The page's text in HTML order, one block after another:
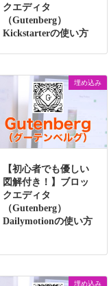
クエディタ
（Gutenberg）
Kickstarterの使い方
埋め込み
【初心者でも優しい
図解付き！】ブロッ
クエディタ
（Gutenberg）
Dailymotionの使い方
埋め込み